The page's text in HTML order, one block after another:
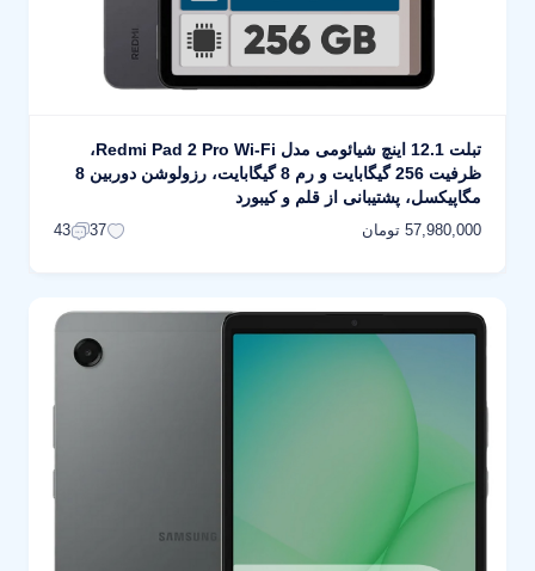
تبلت 12.1 اینچ شیائومی مدل Redmi Pad 2 Pro Wi-Fi،
ظرفیت 256 گیگابایت و رم 8 گیگابایت، رزولوشن دوربین 8
مگاپیکسل، پشتیبانی از قلم و کیبورد
57,980,000 تومان 37
43